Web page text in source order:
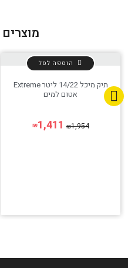
תיק מיכל 14/22 ליטר Extreme
אטום למים
₪1,954
₪1,411
הוספה לסל
הגדר סוג